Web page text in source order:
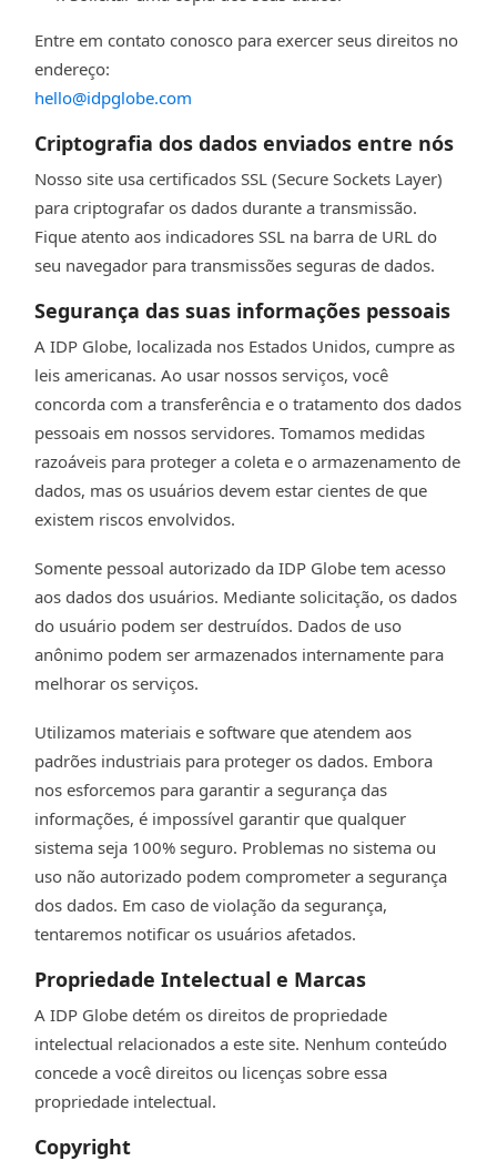
Entre em contato conosco para exercer seus direitos no
endereço:
hello@idpglobe.com
Criptografia dos dados enviados entre nós
Nosso site usa certificados SSL (Secure Sockets Layer)
para criptografar os dados durante a transmissão.
Fique atento aos indicadores SSL na barra de URL do
seu navegador para transmissões seguras de dados.
Segurança das suas informações pessoais
A IDP Globe, localizada nos Estados Unidos, cumpre as
leis americanas. Ao usar nossos serviços, você
concorda com a transferência e o tratamento dos dados
pessoais em nossos servidores. Tomamos medidas
razoáveis para proteger a coleta e o armazenamento de
dados, mas os usuários devem estar cientes de que
existem riscos envolvidos.
Somente pessoal autorizado da IDP Globe tem acesso
aos dados dos usuários. Mediante solicitação, os dados
do usuário podem ser destruídos. Dados de uso
anônimo podem ser armazenados internamente para
melhorar os serviços.
Utilizamos materiais e software que atendem aos
padrões industriais para proteger os dados. Embora
nos esforcemos para garantir a segurança das
informações, é impossível garantir que qualquer
sistema seja 100% seguro. Problemas no sistema ou
uso não autorizado podem comprometer a segurança
dos dados. Em caso de violação da segurança,
tentaremos notificar os usuários afetados.
Propriedade Intelectual e Marcas
A IDP Globe detém os direitos de propriedade
intelectual relacionados a este site. Nenhum conteúdo
concede a você direitos ou licenças sobre essa
propriedade intelectual.
Copyright